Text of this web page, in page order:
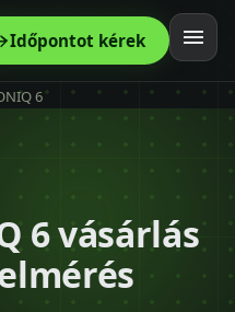
Időpontot kérek
6
6 vásárlás